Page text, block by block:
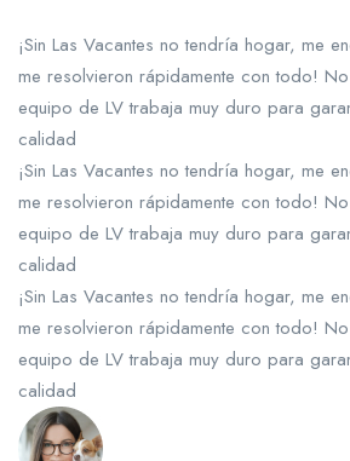
¡Sin Las Vacantes no tendría hogar, me
me resolvieron rápidamente con todo!
equipo de LV trabaja muy duro para
calidad
¡Sin Las Vacantes no tendría hogar, me
me resolvieron rápidamente con todo!
equipo de LV trabaja muy duro para
calidad
¡Sin Las Vacantes no tendría hogar, me
me resolvieron rápidamente con todo!
equipo de LV trabaja muy duro para
calidad